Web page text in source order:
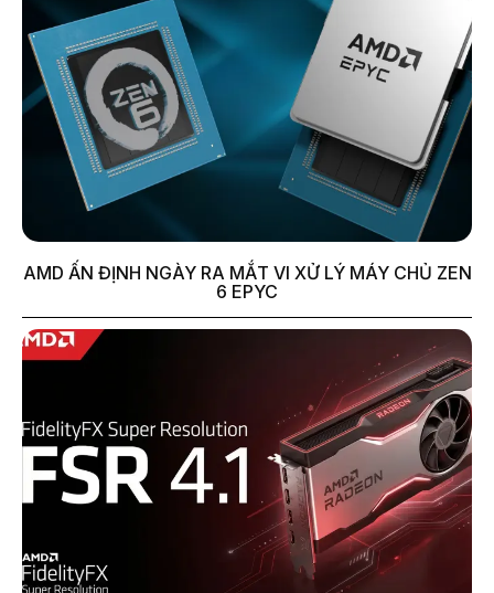
AMD ẤN ĐỊNH NGÀY RA MẮT VI XỬ LÝ MÁY CHỦ ZEN
6 EPYC